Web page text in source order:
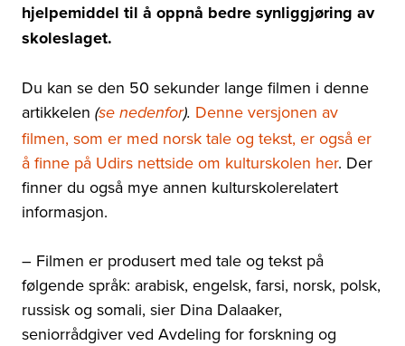
hjelpemiddel til å oppnå bedre synliggjøring av
skoleslaget.
Du kan se den 50 sekunder lange filmen i denne
artikkelen (se nedenfor). Denne versjonen av
filmen, som er med norsk tale og tekst, er også er
å finne på Udirs nettside om kulturskolen her. Der
finner du også mye annen kulturskolerelatert
informasjon.
– Filmen er produsert med tale og tekst på
følgende språk: arabisk, engelsk, farsi, norsk, polsk,
russisk og somali, sier Dina Dalaaker,
seniorrådgiver ved Avdeling for forskning og